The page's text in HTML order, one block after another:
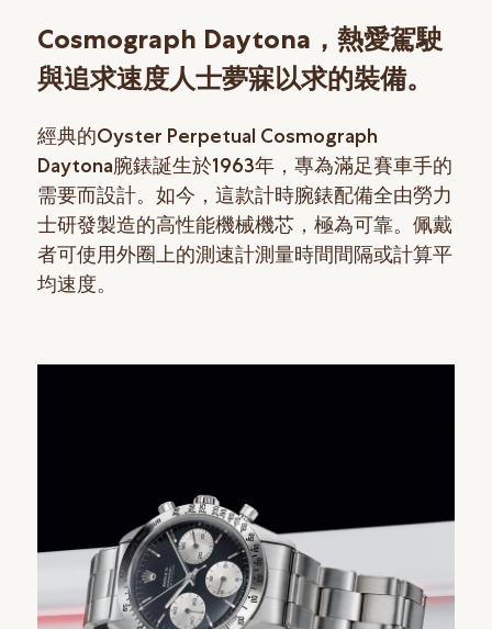
Cosmograph Daytona，熱愛駕駛
與追求速度人士夢寐以求的裝備。
經典的Oyster Perpetual Cosmograph
Daytona腕錶誕生於1963年，專為滿足賽車手的
需要而設計。如今，這款計時腕錶配備全由勞力
士研發製造的高性能機械機芯，極為可靠。佩戴
者可使用外圈上的測速計測量時間間隔或計算平
均速度。